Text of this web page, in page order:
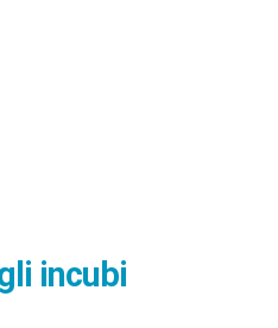
incubi